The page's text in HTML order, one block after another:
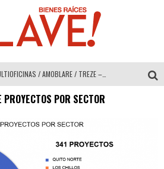
MULTIOFICINAS / AMOBLARE / TREZE – Especial Interiorismo & Decoración 2026
Abad Vergara Arquitectos – Especial Interiorismo & Decoración 2026
ADRIANA HOYOS DESIGN STUDIO – Especial Interiorismo & Decoración 2026
POR SECTOR